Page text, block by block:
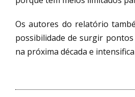
Os autores do relatório
possibilidade de surgir
na próxima década e